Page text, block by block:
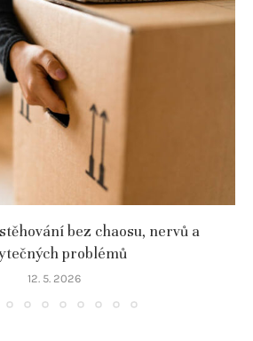
bez chaosu, nervů a
problémů
12. 5. 2026